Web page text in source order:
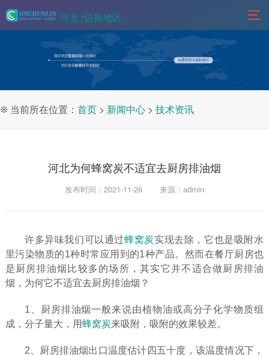
河北 |切换地区
❊ 当前所在位置： 首页 > 新闻中心 > 技术资讯
河北为何蜂窝炭不适宜去厨房排油烟
发布时间：2021-11-26 来源：admin
许多异味我们可以通过蜂窝炭实现去除，它也是吸附水
里污染物质的1种时常应用到的1种产品。然而在餐厅厨房也
是厨房排油烟比较多的场所，其实它并不适合做厨房排油
烟，为何它不适宜去厨房排油烟？
1、厨房排油烟一般来说由植物油或高分子化学物质组
成，分子量大，用蜂窝炭来吸附，吸附的效果较差。
2、厨房排油烟出口温度估计四五十度，该温度情况下，